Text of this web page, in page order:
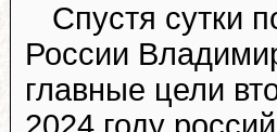
Спустя сутки
России
главные цели